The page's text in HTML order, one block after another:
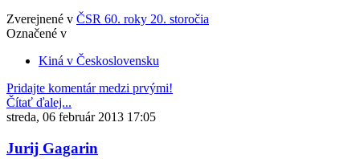
Zverejnené v ČSR 60. roky 20. storočia
Označené v
Kiná v Československu
Pridajte komentár medzi prvými!
Čítať ďalej...
streda, 06 február 2013 17:05
Jurij Gagarin